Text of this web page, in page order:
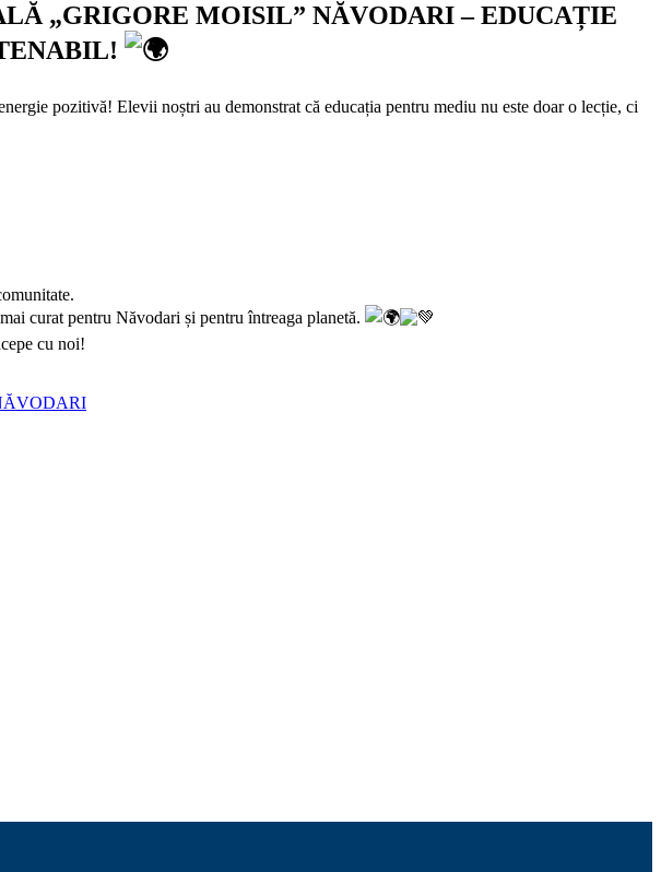
„GRIGORE MOISIL” NĂVODARI – EDUCAȚIE
pozitivă! Elevii noștri au demonstrat că educația pentru mediu nu este doar o lecție, ci
curat pentru Năvodari și pentru întreaga planetă.
cu noi!